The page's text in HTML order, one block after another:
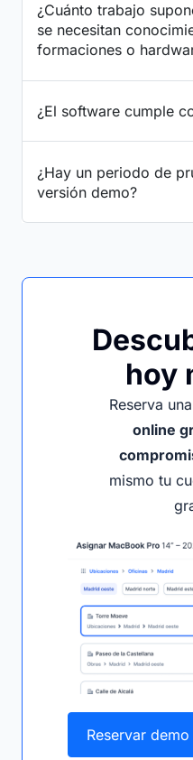
¿Cuánto trabajo
se necesitan
formaciones o
¿El software cumple
¿Hay un periodo de
versión demo?
hoy
Reserva una
online
mismo tu
Reservar demo